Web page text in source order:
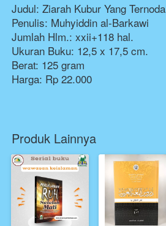
Judul: Ziarah Kubur Yang Ternoda
Penulis: Muhyiddin al-Barkawi
Jumlah Hlm.: xxii+118 hal.
Ukuran Buku: 12,5 x 17,5 cm.
Berat: 125 gram
Harga: Rp 22.000
Produk Lainnya